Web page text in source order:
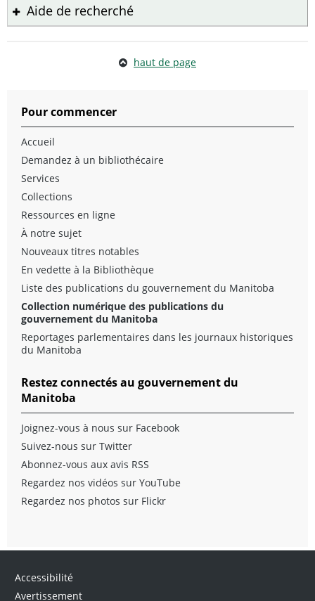
Aide de recherché
haut de page
Pour commencer
Accueil
Demandez à un bibliothécaire
Services
Collections
Ressources en ligne
À notre sujet
Nouveaux titres notables
En vedette à la Bibliothèque
Liste des publications du gouvernement du Manitoba
Collection numérique des publications du
gouvernement du Manitoba
Reportages parlementaires dans les journaux historiques
du Manitoba
Restez connectés au gouvernement du
Manitoba
Joignez-vous à nous sur Facebook
Suivez-nous sur Twitter
Abonnez-vous aux avis RSS
Regardez nos vidéos sur YouTube
Regardez nos photos sur Flickr
Accessibilité
Avertissement